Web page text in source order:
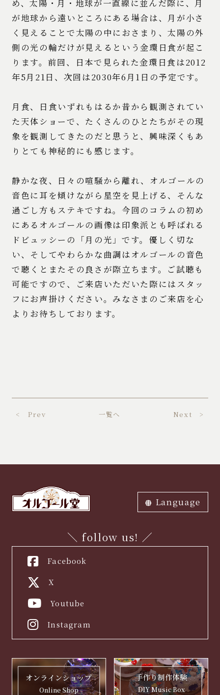
め、太陽・月・地球が一直線に並んだ際に、月
が地球から遠いところにある場合は、月が小さ
く見えることで太陽の中におさまり、太陽の外
側の光の輪だけが見えるという金環日食が起こ
ります。前回、日本で見られた金環日食は2012
年5月21日、次回は2030年6月1日の予定です。
月食、日食いずれもはるか昔から観測されてい
た天体ショーで、たくさんのひとたちがその現
象を観測してきたのだと思うと、興味深くもあ
りとても神秘的にも感じます。
静かな夜、日々の喧騒から離れ、オルゴールの
音色に耳を傾けながら星空を見上げる、そんな
過ごし方もステキですね。今回のコラムの初め
にあるオルゴールの画像は印象派とも呼ばれる
ドビュッシーの「月の光」です。優しく切な
い、そしてやわらかな曲調はオルゴールの音色
で聴くとまたその良さが際立ちます。ご試聴も
可能ですので、ご来店いただいた際にはスタッ
フにお声掛けください。みなさまのご来店を心
よりお待ちしております。
< Prev 一覧へ Next >
Language
＼ follow us! ／
Facebook
X
Youtube
Instagram
オンラインショップ
Online Shop
手作り制作体験
DIY Music Box